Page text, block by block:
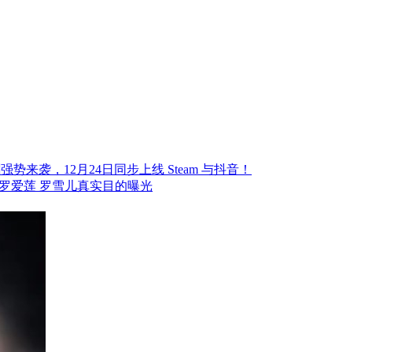
势来袭，12月24日同步上线 Steam 与抖音！
爱莲 罗雪儿真实目的曝光